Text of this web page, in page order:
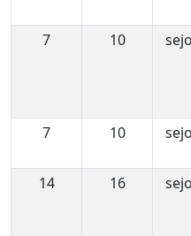
7
10
7
10
14
16